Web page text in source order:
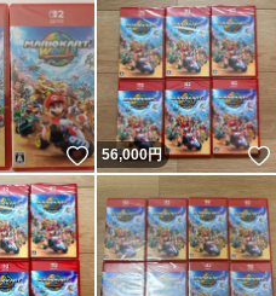
いいね！
56,000円